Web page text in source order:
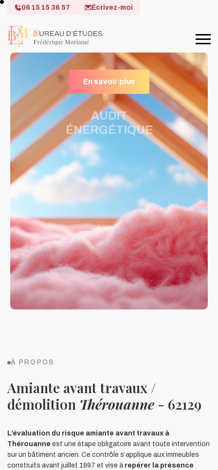
06 15 15 36 57 Écrivez-moi
En savoir plus
AUDIT
ÉNERGÉTIQUE
À PROPOS
Amiante avant travaux /
démolition Thérouanne - 62129
L’évaluation du risque amiante avant travaux à
Thérouanne est une étape obligatoire avant toute intervention
sur un bâtiment ancien. Ce contrôle s’applique aux immeubles
construits avant juillet 1997 et vise à repérer la présence